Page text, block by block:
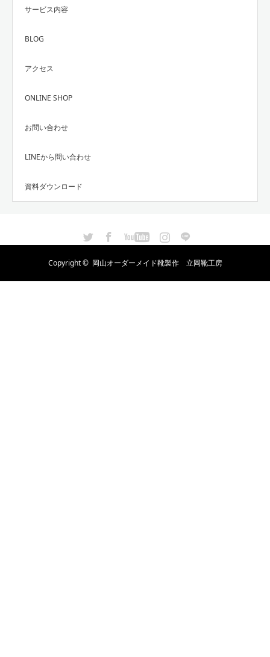
サービス内容
BLOG
アクセス
ONLINE SHOP
お問い合わせ
LINEから問い合わせ
資料ダウンロード
YouTubeInstagram
Copyright © 岡山オーダーメイド靴製作 立岡靴工房